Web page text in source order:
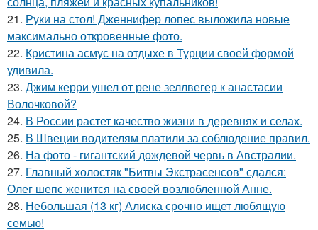
21. Руки на стол! Дженнифер лопес выложила новые
максимально откровенные фото.
22. Кристина асмус на отдыхе в Турции своей формой
удивила.
23. Джим керри ушел от рене зеллвегер к анастасии
Волочковой?
24. В России растет качество жизни в деревнях и селах.
25. В Швеции водителям платили за соблюдение правил.
26. На фото - гигантский дождевой червь в Австралии.
27. Главный холостяк "Битвы Экстрасенсов" сдался:
Олег шепс женится на своей возлюбленной Анне.
28. Небольшая (13 кг) Алиска срочно ищет любящую
семью!